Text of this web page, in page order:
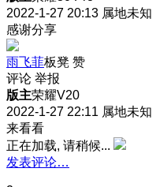
2022-1-27 20:13 属地未知
感谢分享
雨飞菲板凳 赞
评论 举报
版主荣耀V20
2022-1-27 22:11 属地未知
来看看
正在加载, 请稍候...
发表评论…